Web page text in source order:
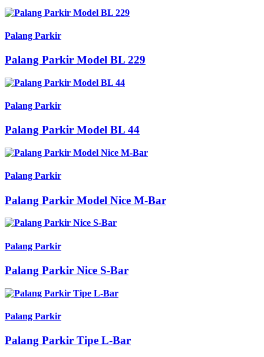
Palang Parkir
Palang Parkir Model BL 229
Palang Parkir
Palang Parkir Model BL 44
Palang Parkir
Palang Parkir Model Nice M-Bar
Palang Parkir
Palang Parkir Nice S-Bar
Palang Parkir
Palang Parkir Tipe L-Bar